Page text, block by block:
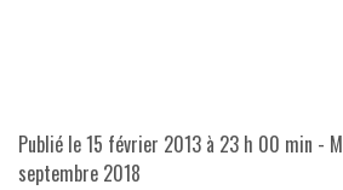
Publié le15 février 2013 à 23 h 00 min -
septembre 2018